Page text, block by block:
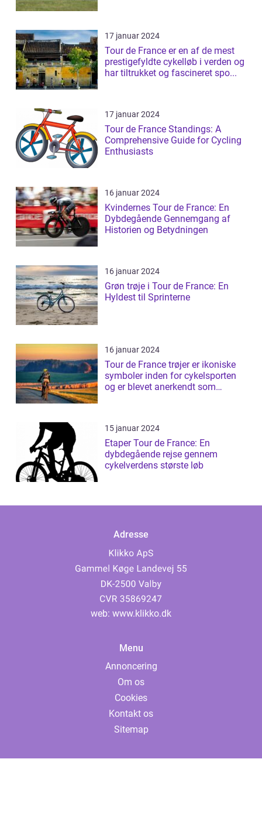
17 januar 2024
Tour de France er en af de mest
prestigefyldte cykelløb i verden og
har tiltrukket og fascineret spo...
17 januar 2024
Tour de France Standings: A
Comprehensive Guide for Cycling
Enthusiasts
16 januar 2024
Kvindernes Tour de France: En
Dybdegående Gennemgang af
Historien og Betydningen
16 januar 2024
Grøn trøje i Tour de France: En
Hyldest til Sprinterne
16 januar 2024
Tour de France trøjer er ikoniske
symboler inden for cykelsporten
og er blevet anerkendt som
15 januar 2024
Etaper Tour de France: En
dybdegående rejse gennem
cykelverdens største løb
Adresse
web: www.klikko.dk
Menu
Annoncering
Om os
Cookies
Kontakt os
Sitemap